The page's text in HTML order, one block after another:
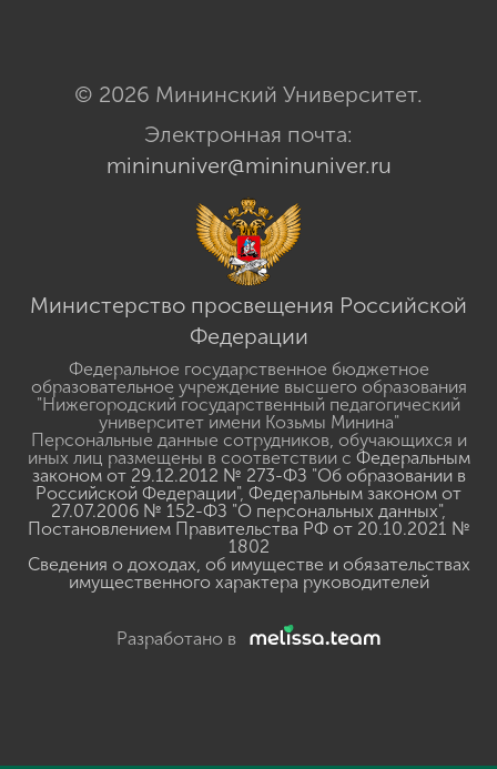
© 2026 Мининский Университет.
Электронная почта:
mininuniver@mininuniver.ru
Министерство просвещения Российской
Федерации
Федеральное государственное бюджетное
образовательное учреждение высшего образования
"Нижегородский государственный педагогический
университет имени Козьмы Минина"
Персональные данные сотрудников, обучающихся и
иных лиц размещены в соответствии с Федеральным
законом от 29.12.2012 № 273-ФЗ "Об образовании в
Российской Федерации", Федеральным законом от
27.07.2006 № 152-ФЗ "О персональных данных",
Постановлением Правительства РФ от 20.10.2021 №
1802
Сведения о доходах, об имуществе и обязательствах
имущественного характера руководителей
Разработано в